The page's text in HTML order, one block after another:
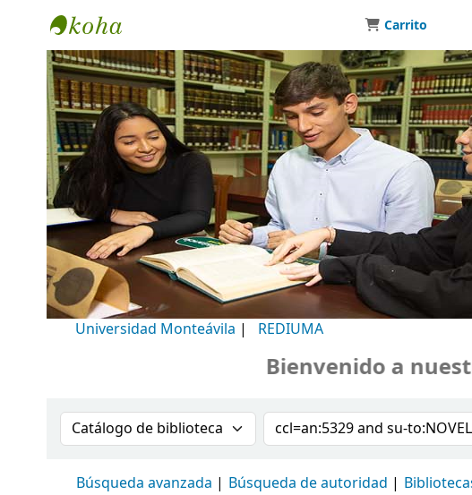
Biblioteca Universidad Monteávila
Carrito
Universidad Monteávila | REDIUMA
Bienvenido a
Buscar en el catálogo por:Buscar en el catálogo
Búsqueda avanzada Búsqueda de autoridad